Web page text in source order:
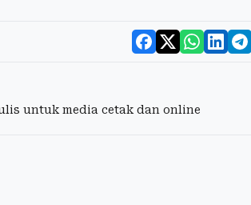
untuk media cetak dan online